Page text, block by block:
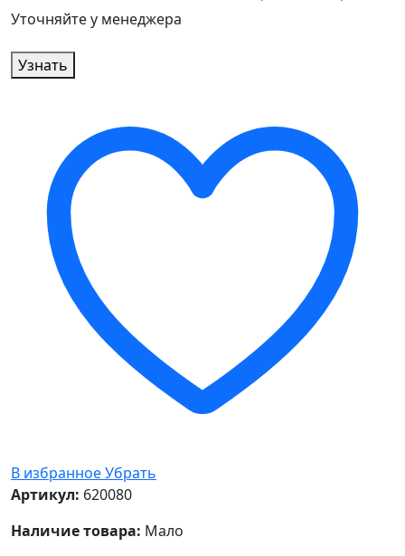
Уточняйте у менеджера
Узнать
В избранноеУбрать
Артикул: 620080
Наличие товара: Мало